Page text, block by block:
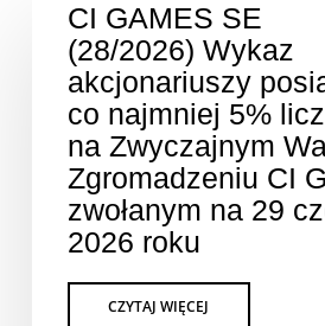
CI GAMES SE
(28/2026) Wykaz
akcjonariuszy
co najmniej 5%
na Zwyczajnym
Zgromadzeniu CI
zwołanym na 29
2026 roku